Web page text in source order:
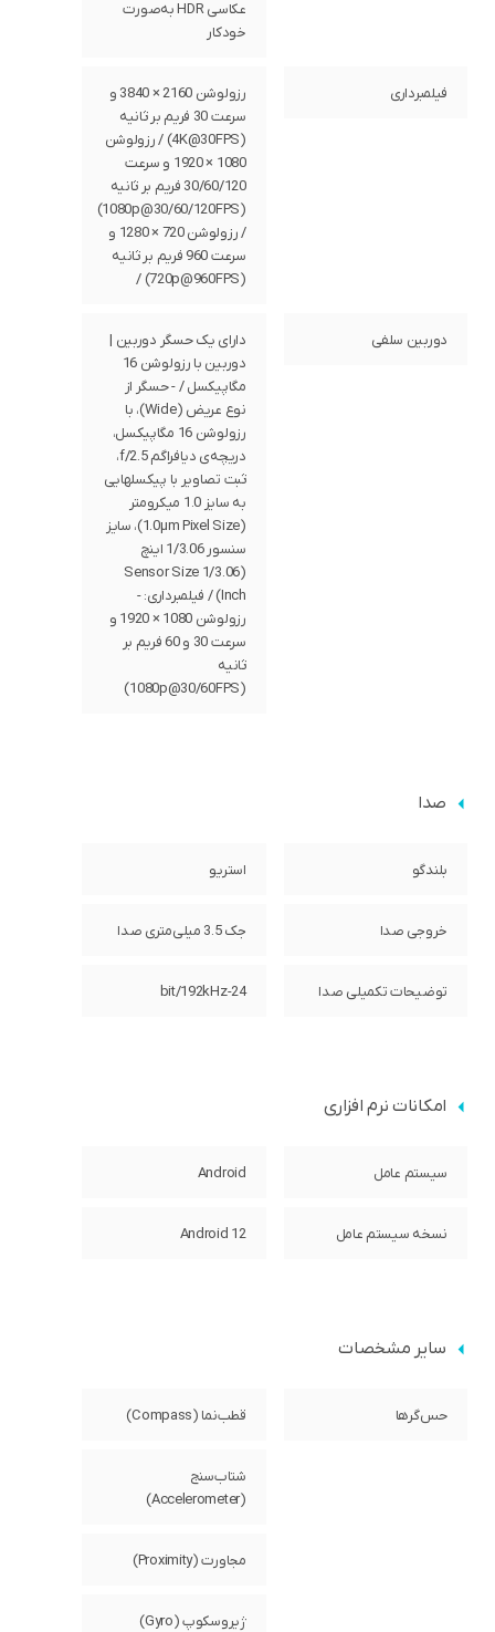
عکاسی HDR به‌صورت
خودکار
فیلمبرداری
رزولوشن 2160 × 3840 و
سرعت 30 فریم بر ثانیه
(4K@30FPS) / رزولوشن
1080 × 1920 و سرعت
30/60/120 فریم بر ثانیه
(1080p@30/60/120FPS)
/ رزولوشن 720 × 1280 و
سرعت 960 فریم بر ثانیه
(720p@960FPS) /
دوربین سلفی
دارای یک حسگر دوربین |
دوربین‌ با رزولوشن 16
مگاپیکسل / - حسگر از
نوع عریض (Wide)، با
رزولوشن 16 مگاپیکسل،
دریچه‌ی دیافراگم f/2.5،
ثبت تصاویر با پیکسل‎هایی
به سایز 1.0 میکرومتر
(1.0µm Pixel Size)، سایز
سنسور 1/3.06 اینچ
(Sensor Size 1/3.06
Inch) / فیلمبرداری: -
رزولوشن 1080 × 1920 و
سرعت 30 و 60 فریم بر
ثانیه
(1080p@30/60FPS)
صدا
بلندگو استریو
خروجی صدا جک 3.5 میلی‌متری صدا
توضیحات تکمیلی صدا 24-bit/192kHz
امکانات نرم افزاری
سیستم عامل Android
نسخه سیستم عامل Android 12
سایر مشخصات
حس‌گرها قطب‌نما (Compass)
شتاب‌سنج
(Accelerometer)
مجاورت (Proximity)
ژیروسکوپ (Gyro)